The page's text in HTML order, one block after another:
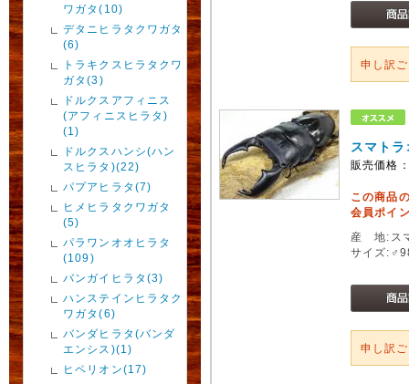
ワガタ(10)
デタニヒラタクワガタ
(6)
トラキクスヒラタクワ
ガタ(3)
ドルクスアフィニス
(アフィニスヒラタ)
(1)
ドルクスハンシ(ハン
スヒラタ)(22)
パプアヒラタ(7)
ヒメヒラタクワガタ
(5)
パラワンオオヒラタ
(109)
バンガイヒラタ(3)
ハンステインヒラタク
ワガタ(6)
バンダヒラタ(バンダ
エンシス)(1)
ヒペリオン(17)
申し訳
スマト
販売価格
この商品
会員ポイ
産 地:ス
サイズ
申し訳